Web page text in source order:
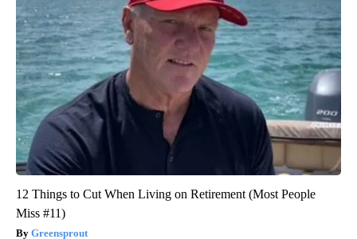
12 Things to Cut When Living on Retirement (Most People
Miss #11)
Greensprout